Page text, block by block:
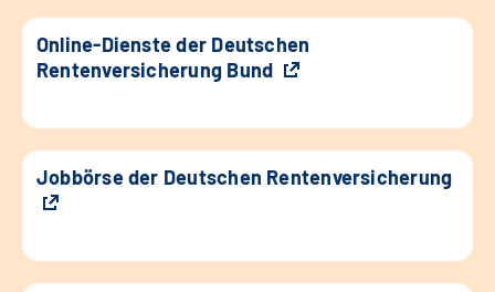
Online-Dienste der Deutschen
Rentenversicherung Bund
Jobbörse der Deutschen Rentenversicherung